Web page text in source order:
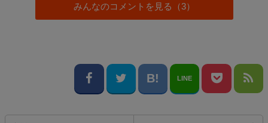
みんなのコメントを見る（3）
LINE